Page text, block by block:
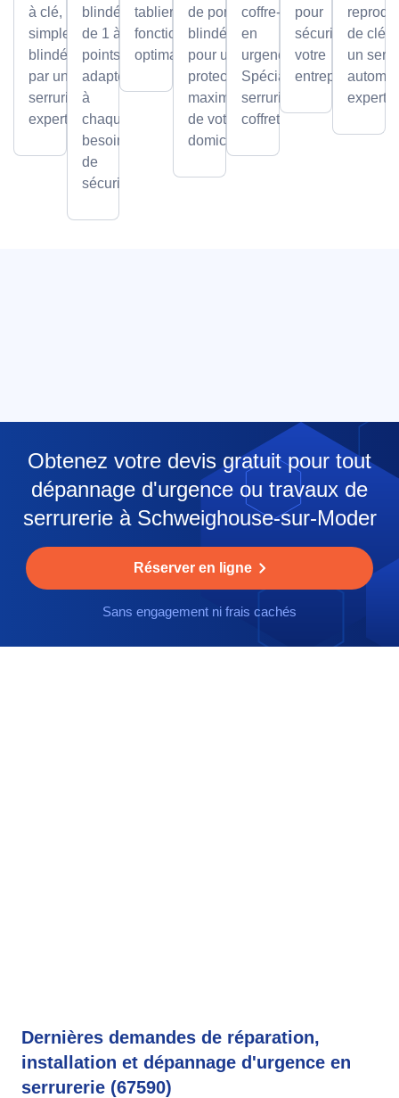
à clé,
simples ou
blindées
par un
serrurier
expert
blindée
de 1 à 5
points,
adaptée
à
chaque
besoin
de
sécurité.
tablier) pour un
fonctionnement
optimal.
de portes
blindées
pour une
protection
maximale
de votre
domicile.
coffre-fort
en
urgence.
Spécialiste
serrurier
coffretier
pour
sécuriser
votre
entreprise.
de clé
un
expert
Obtenez votre devis gratuit pour tout
dépannage d'urgence ou travaux de
serrurerie à Schweighouse-sur-Moder
Réserver en ligne
Sans engagement ni frais cachés
Dernières demandes de réparation,
installation et dépannage d'urgence en
serrurerie (67590)